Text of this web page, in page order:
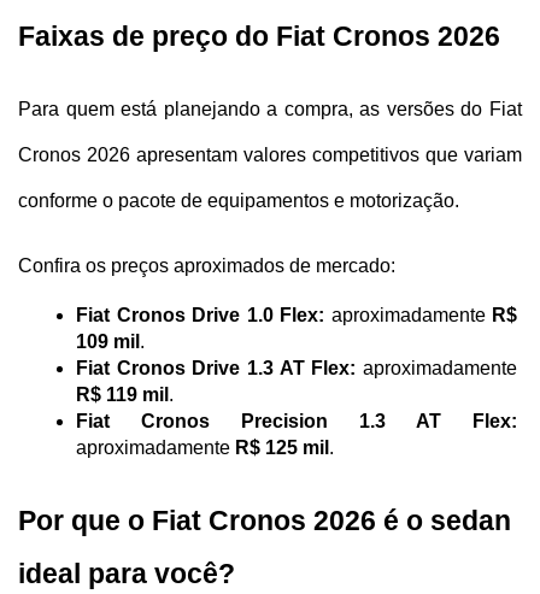
Faixas de preço do Fiat Cronos 2026
Para quem está planejando a compra, as versões do Fiat
Cronos 2026 apresentam valores competitivos que variam
conforme o pacote de equipamentos e motorização.
Confira os preços aproximados de mercado:
Fiat Cronos Drive 1.0 Flex: aproximadamente R$
109 mil .
Fiat Cronos Drive 1.3 AT Flex:
R$ 119 mil .
Fiat Cronos Precision 1.3 AT Flex:
aproximadamente R$ 125 mil .
Por que o Fiat Cronos 2026 é o sedan
ideal para você?